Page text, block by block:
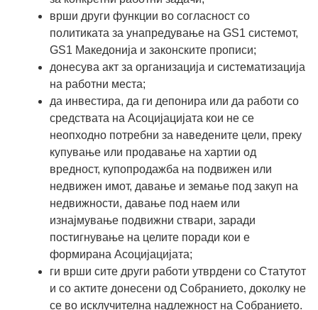
врши други функции во согласност со
политиката за унапредување на GS1 системот,
GS1 Македонија и законските прописи;
донесува акт за организација и систематизација
на работни места;
да инвестира, да ги депонира или да работи со
средствата на Асоцијацијата кои не се
неопходно потребни за наведените цели, преку
купување или продавање на хартии од
вредност, купопродажба на подвижен или
недвижен имот, давање и земање под закуп на
недвижности, давање под наем или
изнајмување подвижни ствари, заради
постигнување на целите поради кои е
формирана Асоцијацијата;
ги врши сите други работи утврдени со Статутот
и со актите донесени од Собранието, доколку не
се во исклучителна надлежност на Собранието.